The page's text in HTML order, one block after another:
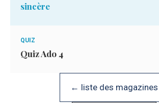
sincère
QUIZ
Quiz Ado 4
← liste des magazines